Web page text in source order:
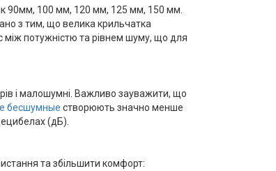
90мм, 100 мм, 120 мм, 125 мм, 150 мм.
з тим, що велика крильчатка
між потужністю та рівнем шуму, що для
і малошумні. Важливо зауважити, що
бесшумные створюють значно менше
(дБ).
та збільшити комфорт: